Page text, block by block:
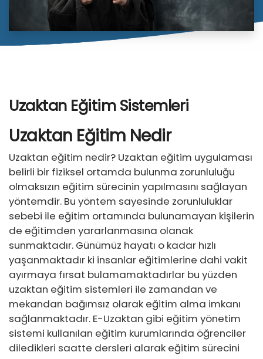
Uzaktan Eğitim Sistemleri
Uzaktan Eğitim Nedir
Uzaktan eğitim nedir? Uzaktan eğitim uygulaması
belirli bir fiziksel ortamda bulunma zorunluluğu
olmaksızın eğitim sürecinin yapılmasını sağlayan
yöntemdir. Bu yöntem sayesinde zorunluluklar
sebebi ile eğitim ortamında bulunamayan kişilerin
de eğitimden yararlanmasına olanak
sunmaktadır. Günümüz hayatı o kadar hızlı
yaşanmaktadır ki insanlar eğitimlerine dahi vakit
ayırmaya fırsat bulamamaktadırlar bu yüzden
uzaktan eğitim sistemleri ile zamandan ve
mekandan bağımsız olarak eğitim alma imkanı
sağlanmaktadır. E-Uzaktan gibi eğitim yönetim
sistemi kullanılan eğitim kurumlarında öğrenciler
diledikleri saatte dersleri alarak eğitim sürecini